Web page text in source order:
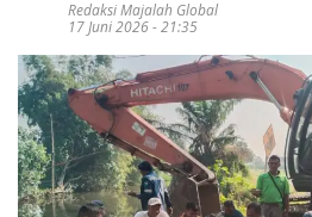
Redaksi Majalah Global
17 Juni 2026 - 21:35